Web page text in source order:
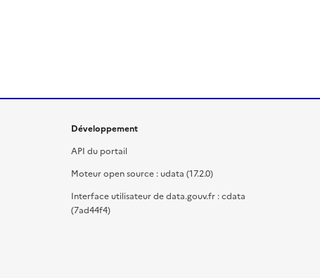
Développement
API du portail
Moteur open source : udata (17.2.0)
Interface utilisateur de data.gouv.fr : cdata
(7ad44f4)